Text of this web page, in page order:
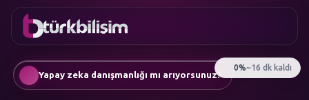
FAVORILER
Mobil Uygulama
AI Chatbot & Müşteri Asistanları
İletişim
0216
755 3
555 Yapay zeka danışmanlığı mı arıyorsunuz?